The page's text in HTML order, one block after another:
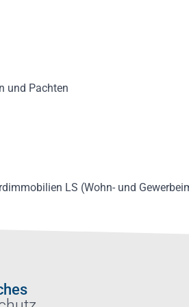
und Pachten
LS (Wohn- und